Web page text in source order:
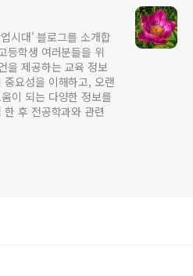
시대' 블로그를 소개합
등학생 여러분들을 위
을 제공하는 교육 정보
요성을 이해하고, 오랜
이 되는 다양한 정보를
후 전공학과와 관련